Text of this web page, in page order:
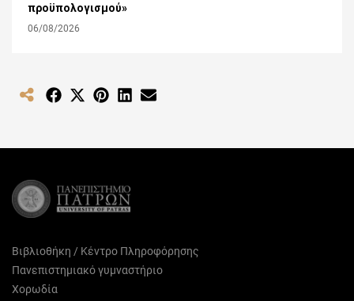
προϋπολογισμού»
06/08/2026
Share Share
(Twitter)
Share Share
Βιβλιοθήκη / Κέντρο Πληροφόρησης
Πανεπιστημιακό γυμναστήριο
Χορωδία